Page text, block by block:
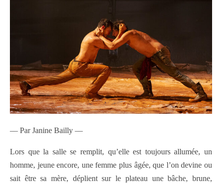
–– Par Janine Bailly ––
Lors que la salle se remplit, qu’elle est toujours allumée, un
homme, jeune encore, une femme plus âgée, que l’on devine ou
sait être sa mère, déplient sur le plateau une bâche, brune,